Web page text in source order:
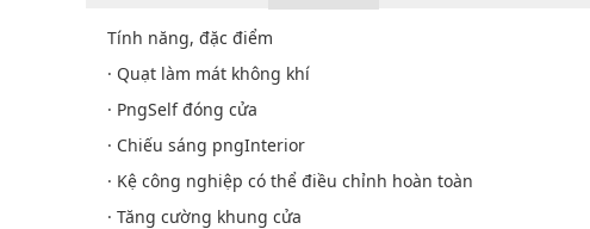
Tính năng, đặc điểm
· Quạt làm mát không khí
· PngSelf đóng cửa
· Chiếu sáng pngInterior
· Kệ công nghiệp có thể điều chỉnh hoàn toàn
· Tăng cường khung cửa